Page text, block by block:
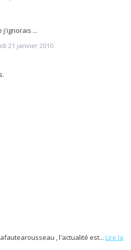
j'ignorais ...
21 janvier 2010
, l'actualité est... Lire la